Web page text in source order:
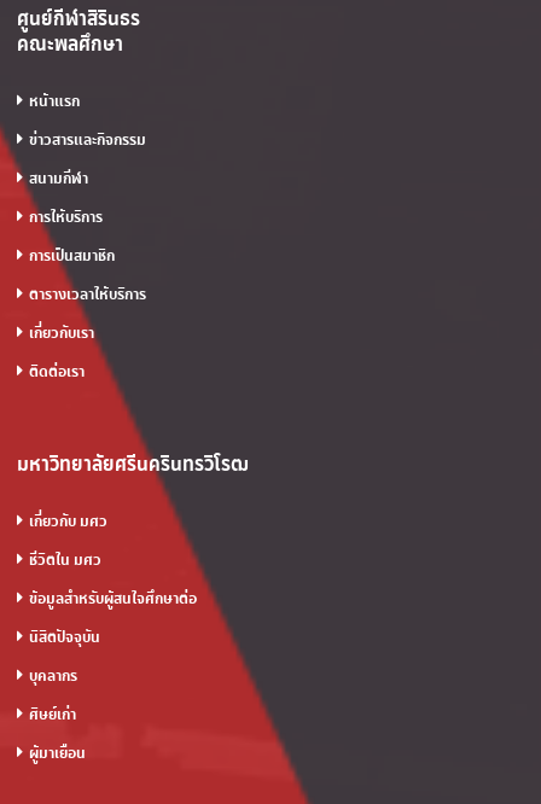
ศูนย์กีฬาสิรินธร
คณะพลศึกษา
หน้าแรก
ข่าวสารและกิจกรรม
สนามกีฬา
การให้บริการ
การเป็นสมาชิก
ตารางเวลาให้บริการ
เกี่ยวกับเรา
ติดต่อเรา
มหาวิทยาลัยศรีนครินทรวิโรฒ
เกี่ยวกับ มศว
ชีวิตใน มศว
ข้อมูลสำหรับผู้สนใจศึกษาต่อ
นิสิตปัจจุบัน
บุคลากร
ศิษย์เก่า
ผู้มาเยือน